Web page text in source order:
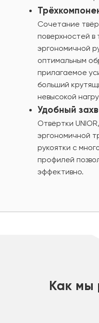
Сочетание
поверхностей в
эргономичной
оптимальным
прилагаемое
больший
невысокой
Удобный
Отвёртки
эргономичной
рукоятки с
профилей
эффективно.
Как мы